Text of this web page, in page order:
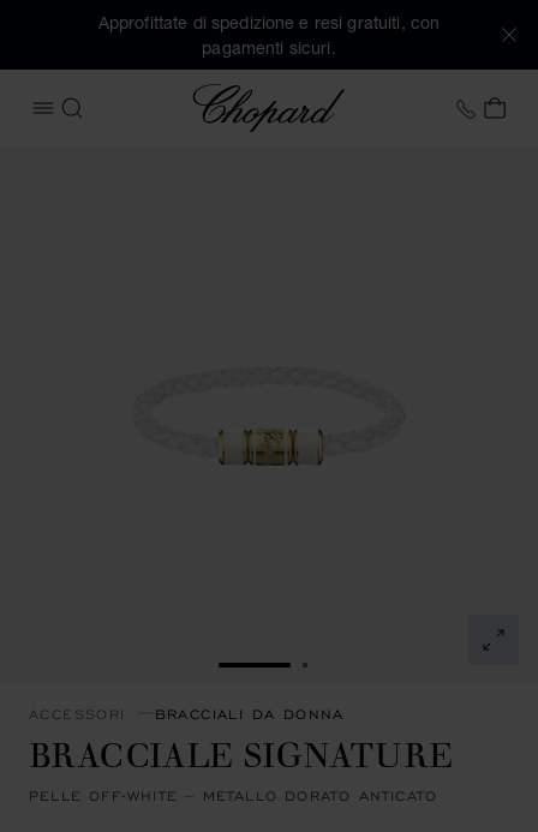
Approfittate di spedizione e resi gratuiti, con
pagamenti sicuri.
APRIRE IL MENU
CERCA
Chopard +39
IL
VAI ALLA SLIDE 1
VAI ALLA SLIDE 2
ACCESSORI BRACCIALI DA DONNA
BRACCIALE SIGNATURE
PELLE OFF-WHITE – METALLO DORATO ANTICATO